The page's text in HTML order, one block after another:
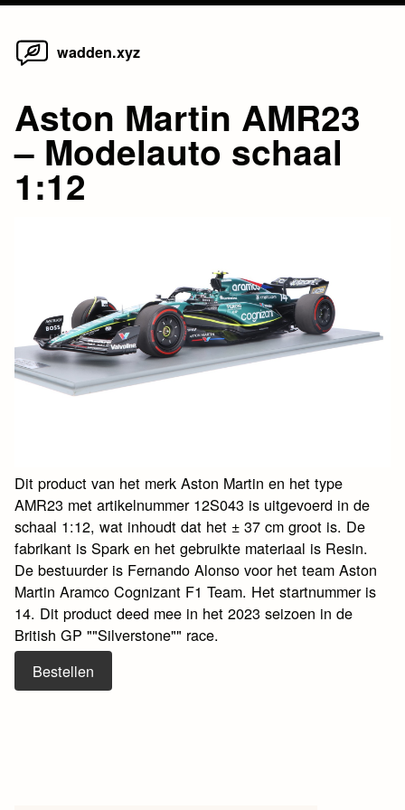
Skip
wadden.xyz
Aston Martin AMR23
– Modelauto schaal
1:12
Dit product van het merk Aston Martin en het type
AMR23 met artikelnummer 12S043 is uitgevoerd in de
schaal 1:12, wat inhoudt dat het ± 37 cm groot is. De
fabrikant is Spark en het gebruikte materiaal is Resin.
De bestuurder is Fernando Alonso voor het team Aston
Martin Aramco Cognizant F1 Team. Het startnummer is
14. Dit product deed mee in het 2023 seizoen in de
British GP ""Silverstone"" race.
Bestellen